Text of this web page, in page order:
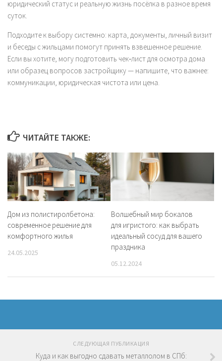
юридический статус и реальную жизнь посёлка в разное время
суток.
Подходите к выбору системно: карта, документы, личный визит
и беседы с жильцами помогут принять взвешенное решение.
Если вы хотите, могу подготовить чек‑лист для осмотра дома
или образец вопросов застройщику — напишите, что важнее:
коммуникации, юридическая чистота или цена.
ЧИТАЙТЕ ТАКЖЕ:
Дом из полистиролбетона:
современное решение для
комфортного жилья
24.05.2025
Волшебный мир бокалов
для игристого: как выбрать
идеальный сосуд для вашего
праздника
05.12.2024
СЛЕДУЮЩАЯ ПУБЛИКАЦИЯ
Куда и как выгодно сдавать металлолом в СПб: